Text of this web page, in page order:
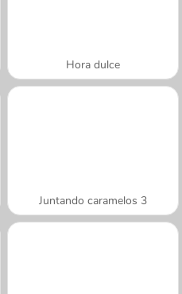
Hora dulce
Juntando caramelos 3